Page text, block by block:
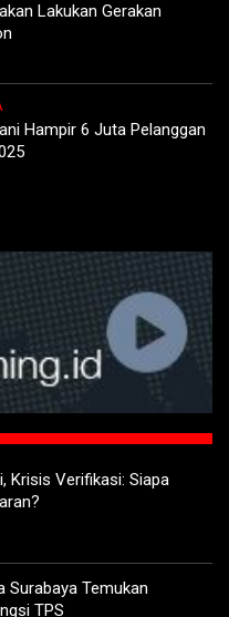
Lakukan Gerakan
Hampir 6 Juta Pelanggan
Krisis Verifikasi: Siapa
Surabaya Temukan
TPS